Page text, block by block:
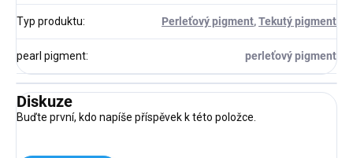
Typ produktu: Perleťový pigment,Tekutý pigment
pearl pigment: perleťový pigment
Diskuze
Buďte první, kdo napíše příspěvek k této položce.